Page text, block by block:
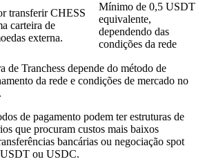
apoiado por criptografia
transferir CHESS
carteira de
externa.
Mínimo de 0,5 USDT
equivalente,
dependendo das
condições da rede
de Tranchess depende do método de
da rede e condições de mercado no
de pagamento podem ter estruturas de
que procuram custos mais baixos
bancárias ou negociação spot
ou USDC.